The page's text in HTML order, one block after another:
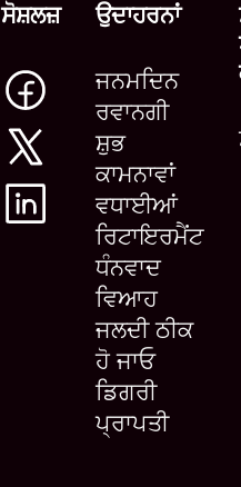
ਸੋਸ਼ਲਜ਼ ਉਦਾਹਰਨਾਂ
ਜਨਮਦਿਨ
ਰਵਾਨਗੀ
ਸ਼ੁਭ
ਕਾਮਨਾਵਾਂ
ਵਧਾਈਆਂ
ਰਿਟਾਇਰਮੈਂਟ
ਧੰਨਵਾਦ
ਵਿਆਹ
ਜਲਦੀ ਠੀਕ
ਹੋ ਜਾਓ
ਡਿਗਰੀ
ਪ੍ਰਾਪਤੀ